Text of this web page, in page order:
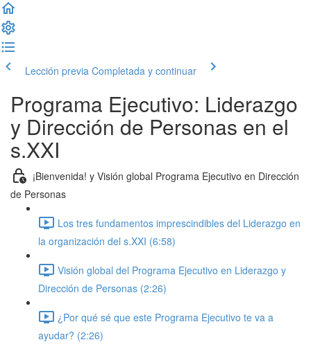
Lección previa Completada y continuar
Programa Ejecutivo: Liderazgo
y Dirección de Personas en el
s.XXI
¡Bienvenida! y Visión global Programa Ejecutivo en Dirección
de Personas
Los tres fundamentos imprescindibles del Liderazgo en
la organización del s.XXI (6:58)
Visión global del Programa Ejecutivo en Liderazgo y
Dirección de Personas (2:26)
¿Por qué sé que este Programa Ejecutivo te va a
ayudar? (2:26)